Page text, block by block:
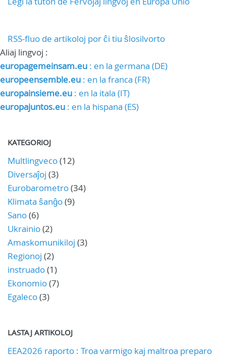
RSS-fluo de artikoloj por ĉi tiu ŝlosilvorto
Aliaj lingvoj :
europagemeinsam.eu : en la germana (DE)
europeensemble.eu : en la franca (FR)
europainsieme.eu : en la itala (IT)
europajuntos.eu : en la hispana (ES)
KATEGORIOJ
Multlingveco(12)
Diversaĵoj (3)
Eurobarometro(34)
Klimata ŝanĝo(9)
Sano(6)
Ukrainio(2)
Amaskomunikiloj (3)
Regionoj (2)
instruado(1)
Ekonomio(7)
Egaleco(3)
LASTAJ ARTIKOLOJ
EEA2026 raporto : Troa varmigo kaj maltroa preparo